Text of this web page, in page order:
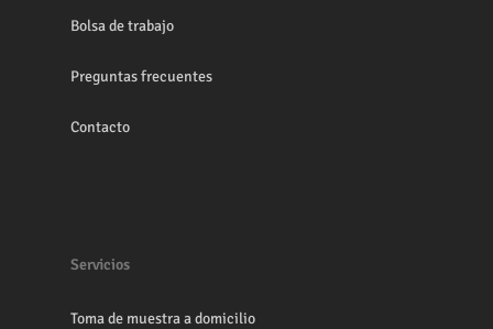
Bolsa de trabajo
Preguntas frecuentes
Contacto
Servicios
Toma de muestra a domicilio